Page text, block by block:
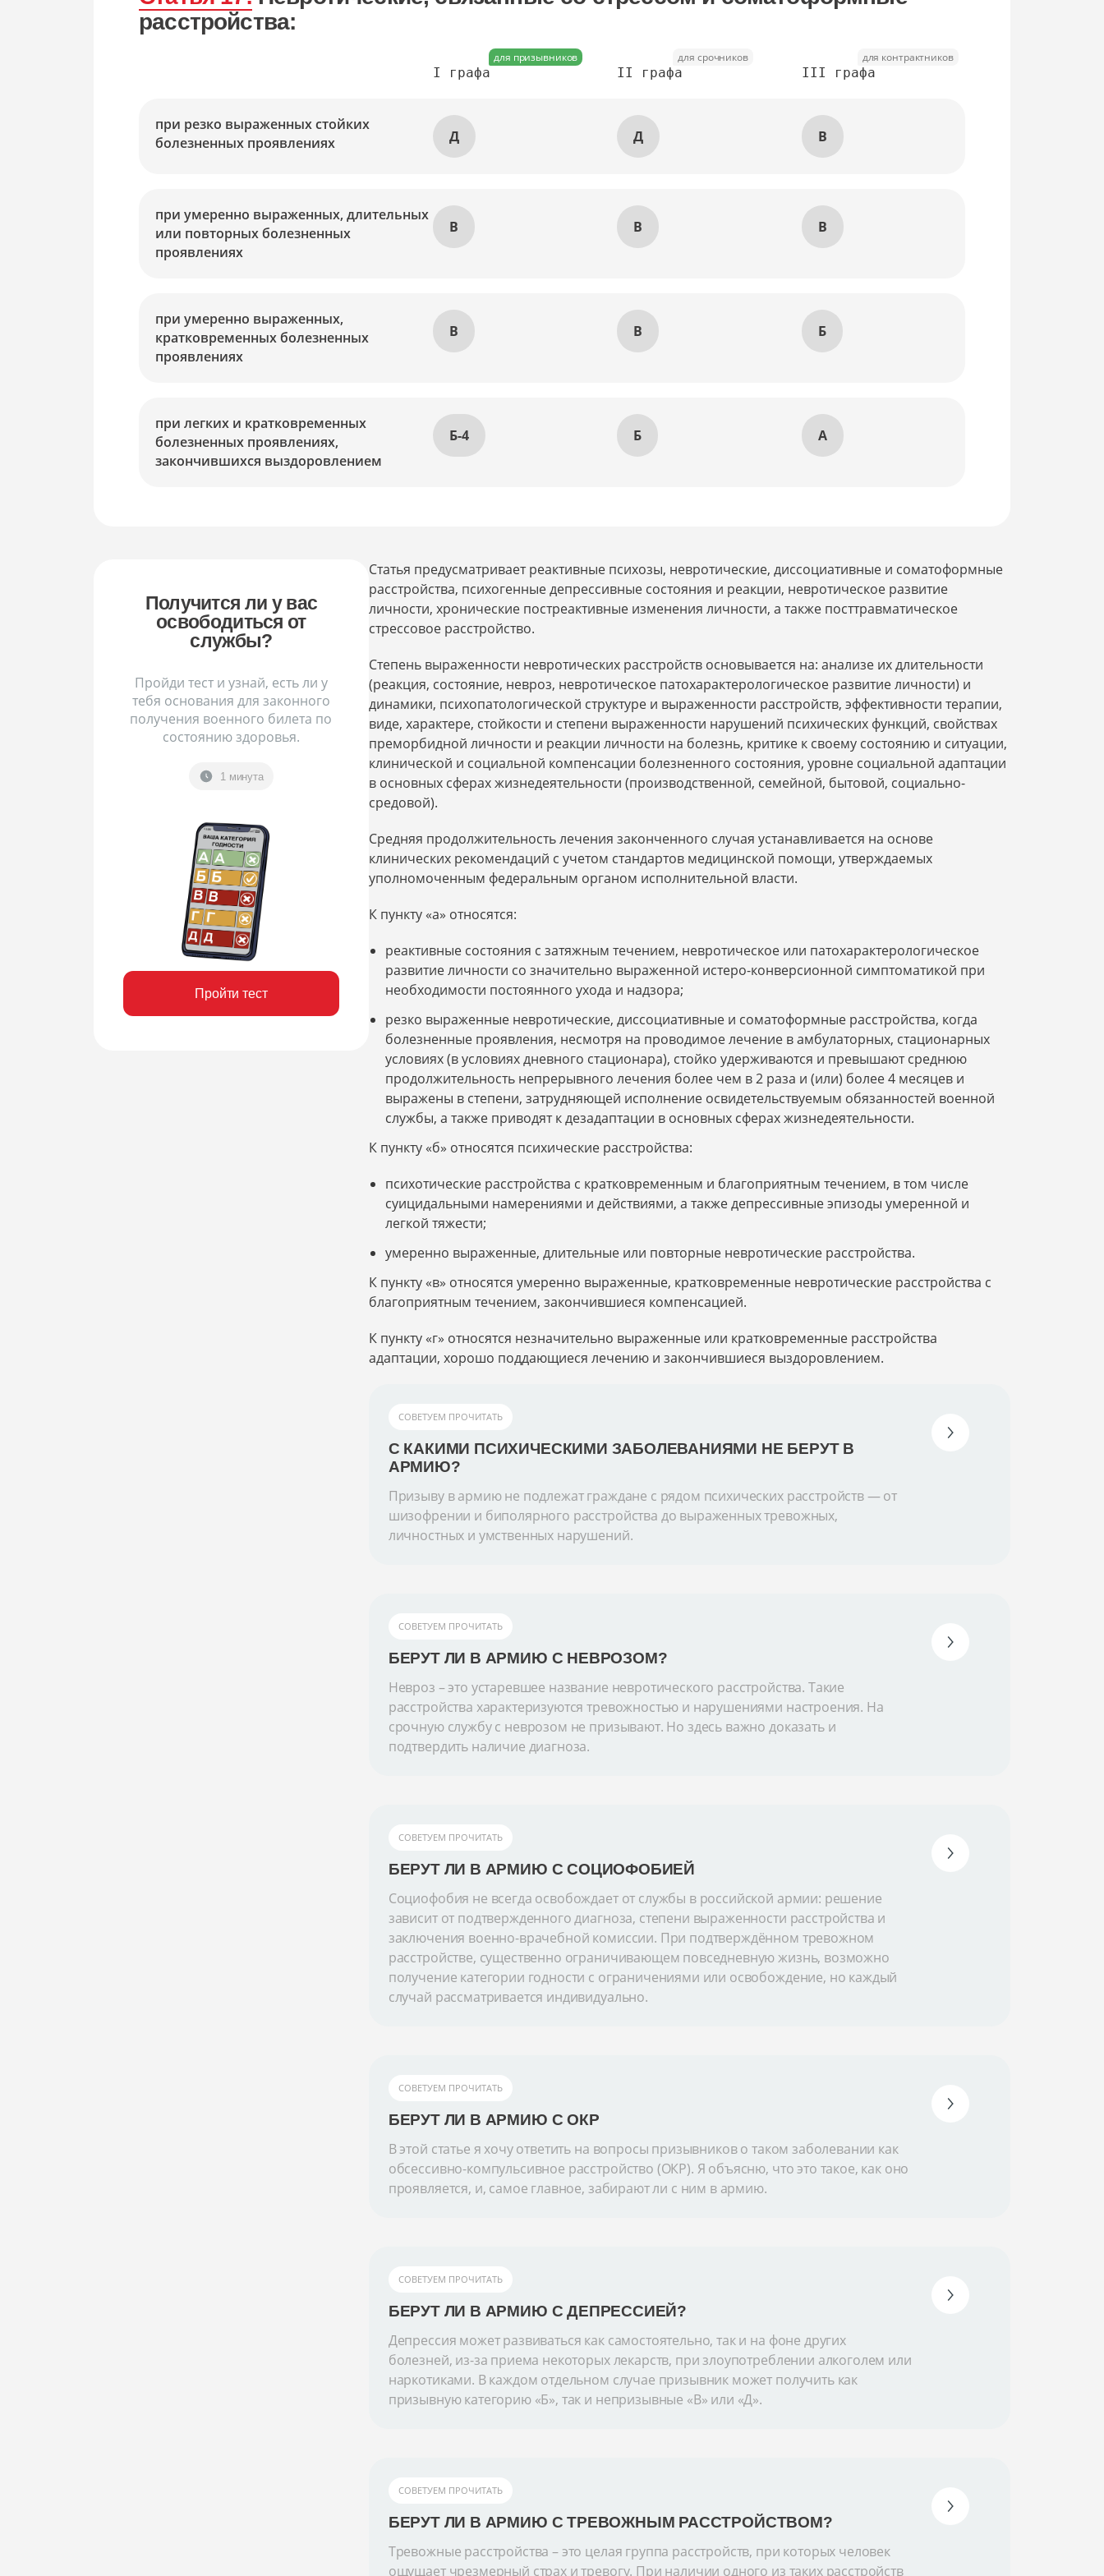
Сопровождение в военкомате
Снятие с воинского учёта
расстройства:
I графа
для призывников
II графа
для срочников
III графа
для контрактников
при резко выраженных стойких
болезненных проявлениях
Д Д В
при умеренно выраженных, длительных
или повторных болезненных
проявлениях
В В В
при умеренно выраженных,
кратковременных болезненных
проявлениях
В В Б
при легких и кратковременных
болезненных проявлениях,
закончившихся выздоровлением
Б-4 Б А
Получится ли у вас
освободиться от
службы?
Пройди тест и узнай, есть ли у
тебя основания для законного
получения военного билета по
состоянию здоровья.
1 минута
Пройти тест
Статья предусматривает реактивные психозы, невротические, диссоциативные и соматоформные
расстройства, психогенные депрессивные состояния и реакции, невротическое развитие
личности, хронические постреактивные изменения личности, а также посттравматическое
стрессовое расстройство.
Степень выраженности невротических расстройств основывается на: анализе их длительности
(реакция, состояние, невроз, невротическое патохарактерологическое развитие личности) и
динамики, психопатологической структуре и выраженности расстройств, эффективности терапии,
виде, характере, стойкости и степени выраженности нарушений психических функций, свойствах
преморбидной личности и реакции личности на болезнь, критике к своему состоянию и ситуации,
клинической и социальной компенсации болезненного состояния, уровне социальной адаптации
в основных сферах жизнедеятельности (производственной, семейной, бытовой, социально-
средовой).
Средняя продолжительность лечения законченного случая устанавливается на основе
клинических рекомендаций с учетом стандартов медицинской помощи, утверждаемых
уполномоченным федеральным органом исполнительной власти.
К пункту «а» относятся:
реактивные состояния с затяжным течением, невротическое или патохарактерологическое
развитие личности со значительно выраженной истеро-конверсионной симптоматикой при
необходимости постоянного ухода и надзора;
резко выраженные невротические, диссоциативные и соматоформные расстройства, когда
болезненные проявления, несмотря на проводимое лечение в амбулаторных, стационарных
условиях (в условиях дневного стационара), стойко удерживаются и превышают среднюю
продолжительность непрерывного лечения более чем в 2 раза и (или) более 4 месяцев и
выражены в степени, затрудняющей исполнение освидетельствуемым обязанностей военной
службы, а также приводят к дезадаптации в основных сферах жизнедеятельности.
К пункту «б» относятся психические расстройства:
психотические расстройства с кратковременным и благоприятным течением, в том числе
суицидальными намерениями и действиями, а также депрессивные эпизоды умеренной и
легкой тяжести;
умеренно выраженные, длительные или повторные невротические расстройства.
К пункту «в» относятся умеренно выраженные, кратковременные невротические расстройства с
благоприятным течением, закончившиеся компенсацией.
К пункту «г» относятся незначительно выраженные или кратковременные расстройства
адаптации, хорошо поддающиеся лечению и закончившиеся выздоровлением.
СОВЕТУЕМ ПРОЧИТАТЬ
С КАКИМИ ПСИХИЧЕСКИМИ ЗАБОЛЕВАНИЯМИ НЕ БЕРУТ В
АРМИЮ?
Призыву в армию не подлежат граждане с рядом психических расстройств — от
шизофрении и биполярного расстройства до выраженных тревожных,
личностных и умственных нарушений.
СОВЕТУЕМ ПРОЧИТАТЬ
БЕРУТ ЛИ В АРМИЮ С НЕВРОЗОМ?
Невроз – это устаревшее название невротического расстройства. Такие
расстройства характеризуются тревожностью и нарушениями настроения. На
срочную службу с неврозом не призывают. Но здесь важно доказать и
подтвердить наличие диагноза.
СОВЕТУЕМ ПРОЧИТАТЬ
БЕРУТ ЛИ В АРМИЮ С СОЦИОФОБИЕЙ
Социофобия не всегда освобождает от службы в российской армии: решение
зависит от подтвержденного диагноза, степени выраженности расстройства и
заключения военно-врачебной комиссии. При подтверждённом тревожном
расстройстве, существенно ограничивающем повседневную жизнь, возможно
получение категории годности с ограничениями или освобождение, но каждый
случай рассматривается индивидуально.
СОВЕТУЕМ ПРОЧИТАТЬ
БЕРУТ ЛИ В АРМИЮ С ОКР
В этой статье я хочу ответить на вопросы призывников о таком заболевании как
обсессивно-компульсивное расстройство (ОКР). Я объясню, что это такое, как оно
проявляется, и, самое главное, забирают ли с ним в армию.
СОВЕТУЕМ ПРОЧИТАТЬ
БЕРУТ ЛИ В АРМИЮ С ДЕПРЕССИЕЙ?
Депрессия может развиваться как самостоятельно, так и на фоне других
болезней, из-за приема некоторых лекарств, при злоупотреблении алкоголем или
наркотиками. В каждом отдельном случае призывник может получить как
призывную категорию «Б», так и непризывные «В» или «Д».
СОВЕТУЕМ ПРОЧИТАТЬ
БЕРУТ ЛИ В АРМИЮ С ТРЕВОЖНЫМ РАССТРОЙСТВОМ?
Тревожные расстройства – это целая группа расстройств, при которых человек
ощущает чрезмерный страх и тревогу. При наличии одного из таких расстройств